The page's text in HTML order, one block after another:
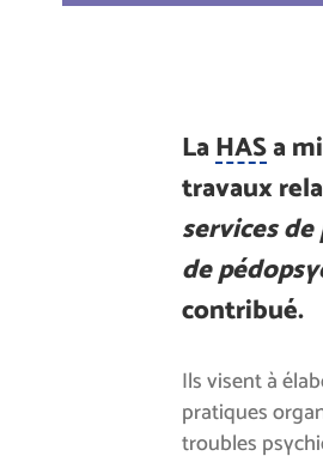
La HASa
travaux
services
de
contribué.
Ils visent à
pratiques
troubles